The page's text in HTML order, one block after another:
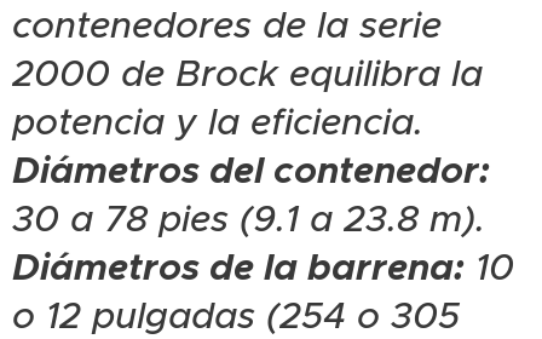
contenedores de la serie
2000 de Brock equilibra la
potencia y la eficiencia.
Diámetros del contenedor:
30 a 78 pies (9.1 a 23.8 m).
Diámetros de la barrena: 10
o 12 pulgadas (254 o 305